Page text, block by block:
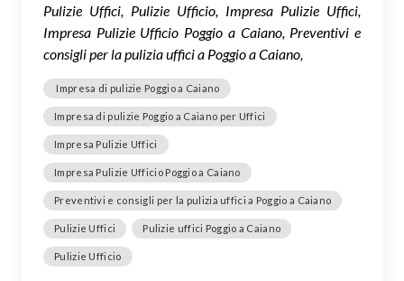
Pulizie Uffici, Pulizie Ufficio, Impresa Pulizie Uffici,
Impresa Pulizie Ufficio Poggio a Caiano, Preventivi e
consigli per la pulizia uffici a Poggio a Caiano,
Impresa di pulizie Poggio a Caiano
Impresa di pulizie Poggio a Caiano per Uffici
Impresa Pulizie Uffici
Impresa Pulizie Ufficio Poggio a Caiano
Preventivi e consigli per la pulizia uffici a Poggio a Caiano
Pulizie Uffici Pulizie uffici Poggio a Caiano
Pulizie Ufficio